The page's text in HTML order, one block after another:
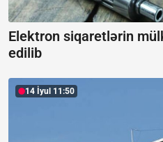
Elektron siqaretlərin
edilib
14 İyul 11:50